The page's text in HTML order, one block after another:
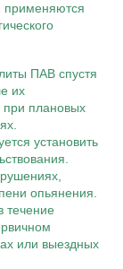
применяются
ПАВ спустя
их
при плановых
установить
опьянения.
течение
или выездных